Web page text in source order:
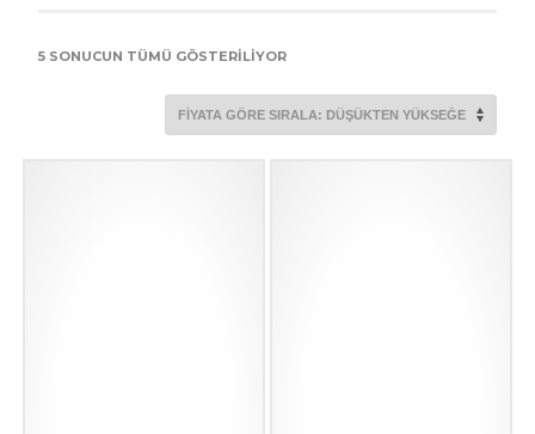
5 SONUCUN TÜMÜ GÖSTERILIYORFIYATA
SIRALANDI:
DÜŞÜKTEN